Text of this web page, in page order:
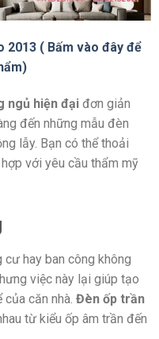
2013 ( Bấm vào đây để
ngủ hiện đạiđơn giản
đến những mẫu đèn
lẫy. Bạn có thể thoải
với yêu cầu thẩm mỹ
cư hay ban công không
việc này lại giúp tạo
căn nhà. Đèn ốp trần
từ kiểu ốp âm trần đến